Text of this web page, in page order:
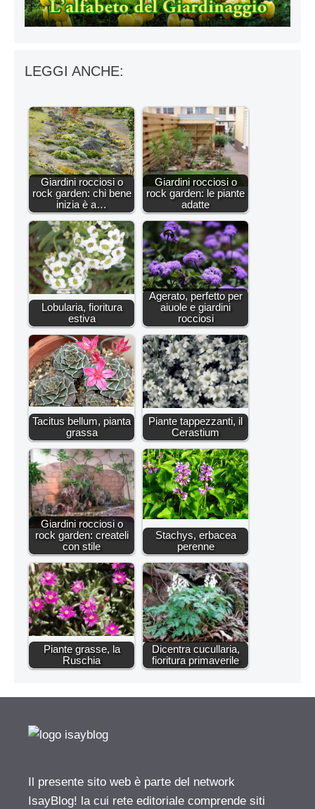
LEGGI ANCHE:
Giardini rocciosi o
rock garden: chi bene
inizia è a…
Giardini rocciosi o
rock garden: le piante
adatte
Lobularia, fioritura
estiva
Agerato, perfetto per
aiuole e giardini
rocciosi
Tacitus bellum, pianta
grassa
Piante tappezzanti, il
Cerastium
Giardini rocciosi o
rock garden: createli
con stile
Stachys, erbacea
perenne
Piante grasse, la
Ruschia
Dicentra cucullaria,
fioritura primaverile
Il presente sito web è parte del network
IsayBlog! la cui rete editoriale comprende siti